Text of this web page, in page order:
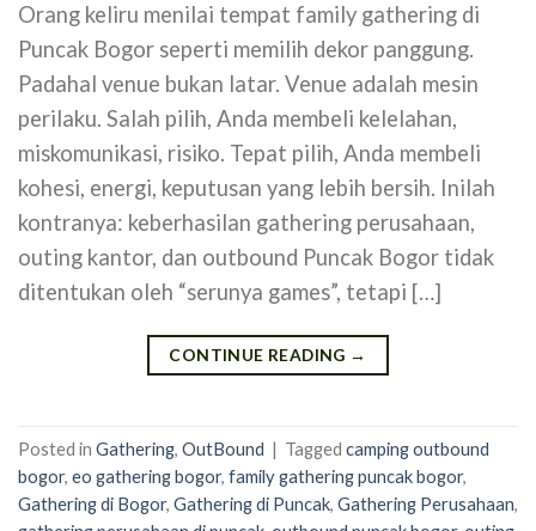
Orang keliru menilai tempat family gathering di
Puncak Bogor seperti memilih dekor panggung.
Padahal venue bukan latar. Venue adalah mesin
perilaku. Salah pilih, Anda membeli kelelahan,
miskomunikasi, risiko. Tepat pilih, Anda membeli
kohesi, energi, keputusan yang lebih bersih. Inilah
kontranya: keberhasilan gathering perusahaan,
outing kantor, dan outbound Puncak Bogor tidak
ditentukan oleh “serunya games”, tetapi […]
CONTINUE READING →
Posted in Gathering, OutBound | Tagged camping outbound
bogor, eo gathering bogor, family gathering puncak bogor,
Gathering di Bogor, Gathering di Puncak, Gathering Perusahaan,